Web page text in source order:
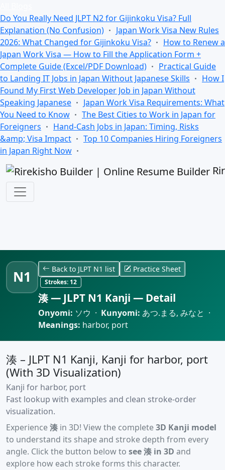
Do You Really Need JLPT N2 for Gijinkoku Visa? Full
Explanation (No Confusion)
Japan Work Visa New Rules
2026: What Changed for Gijinkoku Visa?
How to Renew a
Japan Work Visa — How to Fill the Application Form +
Complete Guide (Excel/PDF Download)
Practical Guide
to Landing IT Jobs in Japan Without Japanese Skills
How I
Found My First Web Developer Job in Japan Without
Speaking Japanese
Japan Work Visa Requirements: What
You Need to Know
The Best Cities to Work in Japan for
Foreigners
Hand-Cash Jobs in Japan: Timing, Risks
&amp; Visa Impact
Top 10 Companies Hiring Foreigners
in Japan Right Now
N1 Back to JLPT N1 list Practice Sheet
Strokes:12
湊 — JLPT N1 Kanji — Detail
Onyomi: ソウ · Kunyomi: あつ.まる, みなと ·
Meanings: harbor, port
湊 – JLPT N1 Kanji, Kanji for harbor, port
(With 3D Visualization)
Kanji for harbor, port
Fast lookup with examples and clean stroke-order
visualization.
Experience湊 in 3D! View the complete3D Kanji model
to understand its shape and stroke depth from every
angle. Click the button below to see 湊 in 3D and
explore how each stroke forms this character.